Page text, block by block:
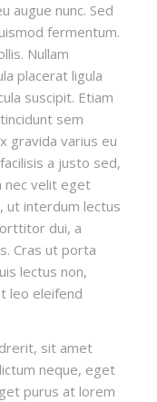
augue nunc. Sed
fermentum.
Nullam
placerat ligula
suscipit. Etiam
sem
gravida varius eu
a justo sed,
nec velit eget
ut interdum lectus
dui, a
Cras ut porta
lectus non,
leo eleifend
sit amet
neque, eget
purus at lorem